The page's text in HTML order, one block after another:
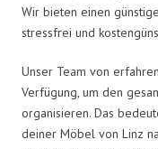
Wir bieten einen
stressfrei und
Unser Team von
Verfügung, um den
organisieren. Das
deiner Möbel von Linz